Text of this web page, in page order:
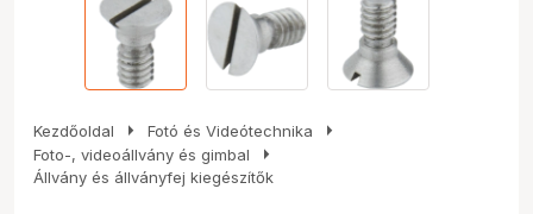
Kezdőoldal arrow_right Fotó és Videótechnika arrow_right
Foto-, videoállvány és gimbal arrow_right
Állvány és állványfej kiegészítők